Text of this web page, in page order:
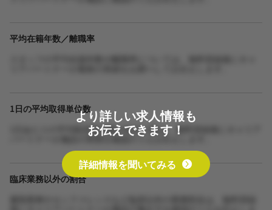
平均在籍年数／離職率
1日の平均取得単位数
1日あたりの平均取得単位数や担当人数は、無料登録後にキャリア
パートナーが施設の実態を確認のうえお伝えします。
臨床業務以外の割合
より詳しい求人情報も
お伝えできます！
詳細情報を聞いてみる